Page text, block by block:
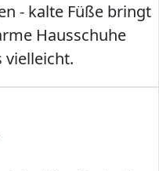
- kalte Füße bringt
Hausschuhe
vielleicht.